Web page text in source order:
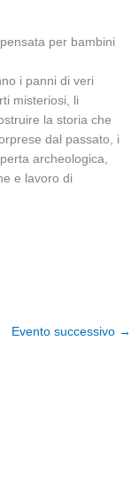
per bambini
i panni di veri
misteriosi, li
la storia che
dal passato, i
archeologica,
e lavoro di
Evento successivo →